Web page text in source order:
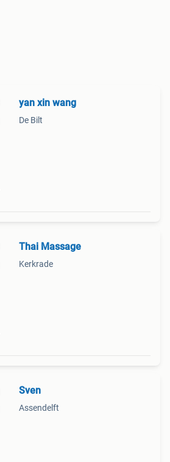
yan xin wang
De Bilt
Thai Massage
Kerkrade
Sven
Assendelft